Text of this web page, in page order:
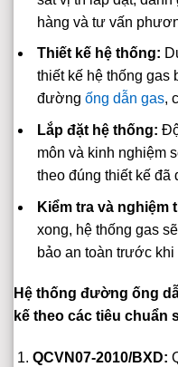
hàng và tư vấn
Thiết kế hệ thống:
thiết kế hệ thống gas
đường ống dẫn gas,
Lắp đặt hệ thống:
môn và kinh nghiệm
theo đúng thiết kế đã
Kiểm tra và nghiệm
xong, hệ thống gas
bảo an toàn trước
Hệ thống đường ống
kế theo các tiêu chuẩn
QCVN07-2010/BXD: